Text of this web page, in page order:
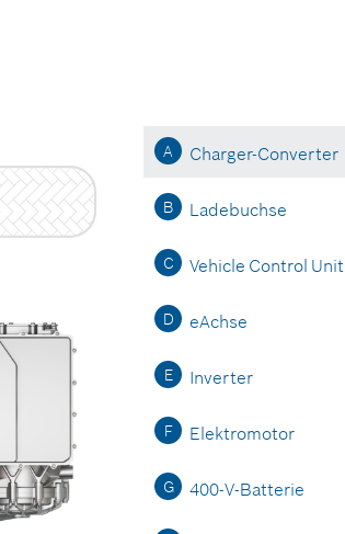
A Charger-Converter
B Ladebuchse
C Vehicle Control Unit
D eAchse
E Inverter
F Elektromotor
G 400-V-Batterie